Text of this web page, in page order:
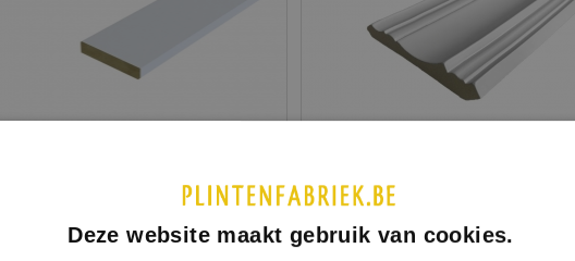
Moderne plafondlijst
Afgelakt in meerdere kleuren leverbaar
Klassieke plafondlijst
Model 0804| MDF v313
Afgelakt in meerdere kleuren leverbaar
Deze website maakt gebruik van cookies.